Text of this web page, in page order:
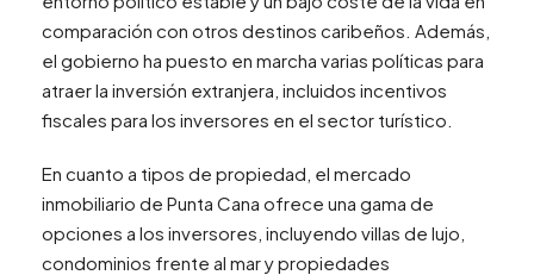
comparación con otros destinos caribeños. Además,
el gobierno ha puesto en marcha varias políticas para
atraer la inversión extranjera, incluidos incentivos
fiscales para los inversores en el sector turístico.
En cuanto a tipos de propiedad, el mercado
inmobiliario de Punta Cana ofrece una gama de
opciones a los inversores, incluyendo villas de lujo,
condominios frente al mar y propiedades